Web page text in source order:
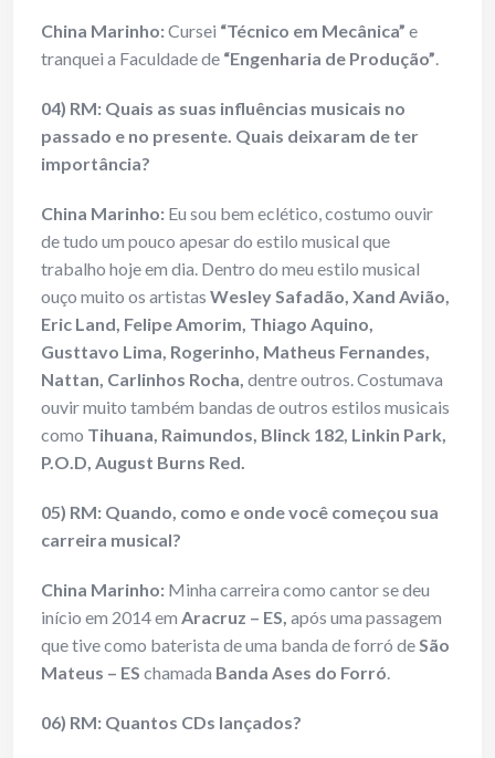
China Marinho:Cursei “Técnico em Mecânica” e
tranquei a Faculdade de “Engenharia de Produção”.
04) RM: Quais as suas influências musicais no
passado e no presente. Quais deixaram de ter
importância?
China Marinho: Eu sou bem eclético, costumo ouvir
de tudo um pouco apesar do estilo musical que
trabalho hoje em dia. Dentro do meu estilo musical
ouço muito os artistas Wesley Safadão, Xand Avião,
Eric Land, Felipe Amorim, Thiago Aquino,
Gusttavo Lima, Rogerinho, Matheus Fernandes,
Nattan, Carlinhos Rocha, dentre outros. Costumava
ouvir muito também bandas de outros estilos musicais
como Tihuana, Raimundos, Blinck 182, Linkin Park,
P.O.D, August Burns Red.
05) RM: Quando, como e onde você começou sua
carreira musical?
China Marinho: Minha carreira como cantor se deu
início em 2014 em Aracruz – ES, após uma passagem
que tive como baterista de uma banda de forró deSão
Mateus – ES chamada Banda Ases do Forró.
06) RM: Quantos CDs lançados?